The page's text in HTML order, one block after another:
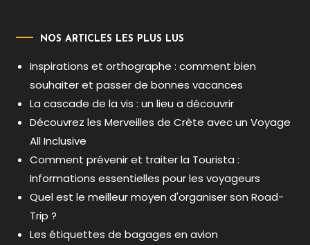
NOS ARTICLES LES PLUS LUS
Inspirations et orthographe : comment bien
souhaiter et passer de bonnes vacances
La cascade de la vis : un lieu a découvrir
Découvrez les Merveilles de Crète avec un Voyage
All Inclusive
Comment prévenir et traiter la Tourista :
Informations essentielles pour les voyageurs
Quel est le meilleur moyen d'organiser son Road-
Trip ?
Les étiquettes de bagages en avion